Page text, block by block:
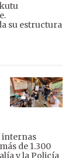
su estructura
internas
de 1.300
y la Policía